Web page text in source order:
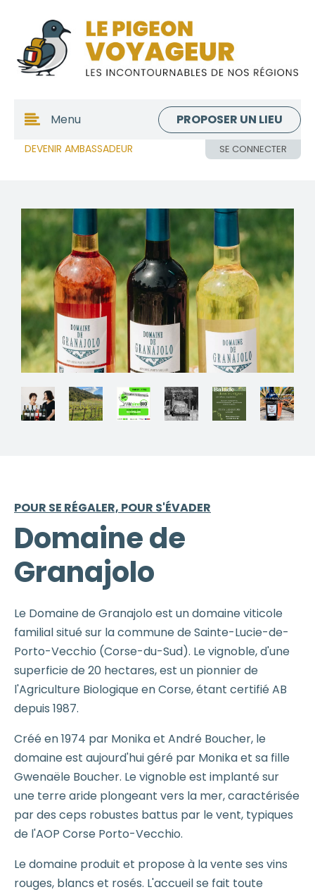
DEVENIR AMBASSADEUR SE CONNECTER
Menu PROPOSER UN LIEU
POUR SE RÉGALER, POUR S'ÉVADER
Domaine de
Granajolo
Le Domaine de Granajolo est un domaine viticole
familial situé sur la commune de Sainte-Lucie-de-
Porto-Vecchio (Corse-du-Sud). Le vignoble, d'une
superficie de 20 hectares, est un pionnier de
l'Agriculture Biologique en Corse, étant certifié AB
depuis 1987.
Créé en 1974 par Monika et André Boucher, le
domaine est aujourd'hui géré par Monika et sa fille
Gwenaële Boucher. Le vignoble est implanté sur
une terre aride plongeant vers la mer, caractérisée
par des ceps robustes battus par le vent, typiques
de l'AOP Corse Porto-Vecchio.
Le domaine produit et propose à la vente ses vins
rouges, blancs et rosés. L'accueil se fait toute